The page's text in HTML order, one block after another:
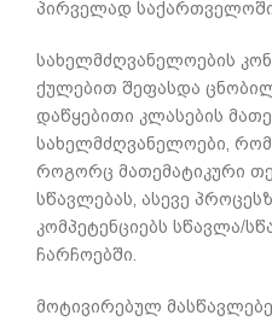
პირველად
სახელმძღვანელოების
ქულებით შეფასდა
დაწყებითი კლასების
სახელმძღვანელოები,
როგორც მათემატიკური
სწავლებას, ასევე
კომპეტენციებს სწავლა/
ჩარჩოებში.
მოტივირებულ